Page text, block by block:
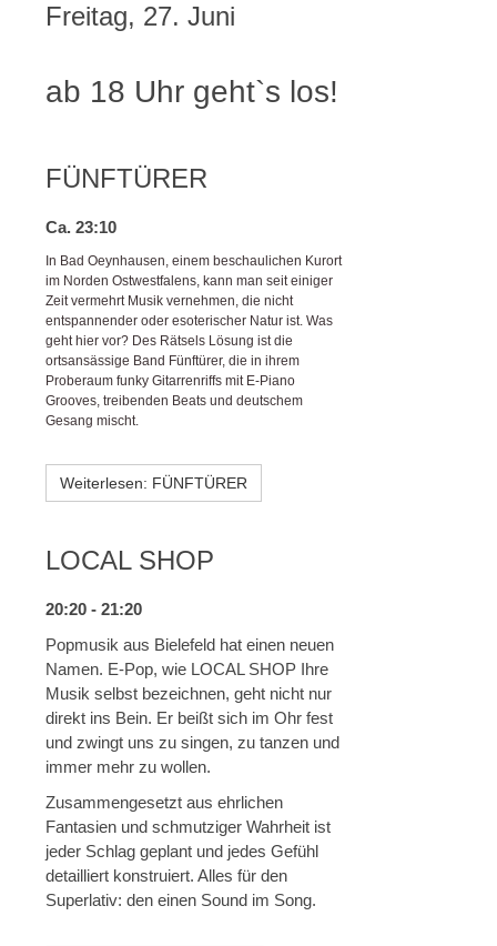
Freitag, 27. Juni
ab 18 Uhr geht`s los!
FÜNFTÜRER
Ca. 23:10
In Bad Oeynhausen, einem beschaulichen Kurort
im Norden Ostwestfalens, kann man seit einiger
Zeit vermehrt Musik vernehmen, die nicht
entspannender oder esoterischer Natur ist. Was
geht hier vor? Des Rätsels Lösung ist die
ortsansässige Band Fünftürer, die in ihrem
Proberaum funky Gitarrenriffs mit E-Piano
Grooves, treibenden Beats und deutschem
Gesang mischt.
Weiterlesen: FÜNFTÜRER
LOCAL SHOP
20:20 - 21:20
Popmusik aus Bielefeld hat einen neuen
Namen. E-Pop, wie LOCAL SHOP Ihre
Musik selbst bezeichnen, geht nicht nur
direkt ins Bein. Er beißt sich im Ohr fest
und zwingt uns zu singen, zu tanzen und
immer mehr zu wollen.
Zusammengesetzt aus ehrlichen
Fantasien und schmutziger Wahrheit ist
jeder Schlag geplant und jedes Gefühl
detailliert konstruiert. Alles für den
Superlativ: den einen Sound im Song.